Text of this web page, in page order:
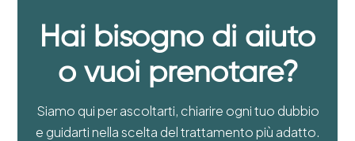
Hai bisogno di aiuto
o vuoi prenotare?
Siamo qui per ascoltarti, chiarire ogni tuo dubbio
e guidarti nella scelta del trattamento più adatto.